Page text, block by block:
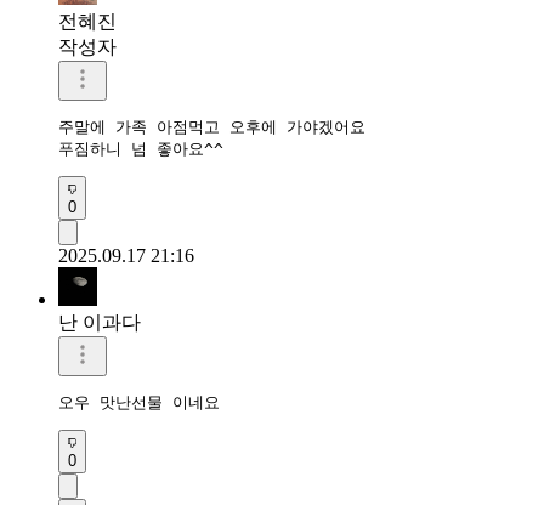
전혜진
작성자
주말에 가족 아점먹고 오후에 가야겠어요
푸짐하니 넘 좋아요^^
0
2025.09.17 21:16
난 이과다
오우 맛난선물 이네요
0